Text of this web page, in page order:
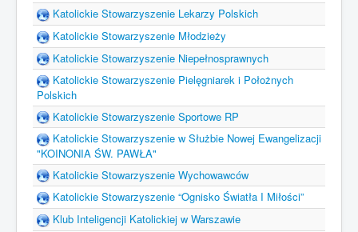
Katolickie Stowarzyszenie Lekarzy Polskich
Katolickie Stowarzyszenie Młodzieży
Katolickie Stowarzyszenie Niepełnosprawnych
Katolickie Stowarzyszenie Pielęgniarek i Położnych
Polskich
Katolickie Stowarzyszenie Sportowe RP
Katolickie Stowarzyszenie w Służbie Nowej Ewangelizacji
"KOINONIA ŚW. PAWŁA"
Katolickie Stowarzyszenie Wychowawców
Katolickie Stowarzyszenie “Ognisko Światła I Miłości”
Klub Inteligencji Katolickiej w Warszawie